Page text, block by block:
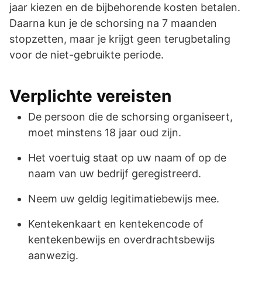
jaar kiezen en de bijbehorende kosten betalen.
Daarna kun je de schorsing na 7 maanden
stopzetten, maar je krijgt geen terugbetaling
voor de niet-gebruikte periode.
Verplichte vereisten
De persoon die de schorsing organiseert,
moet minstens 18 jaar oud zijn.
Het voertuig staat op uw naam of op de
naam van uw bedrijf geregistreerd.
Neem uw geldig legitimatiebewijs mee.
Kentekenkaart en kentekencode of
kentekenbewijs en overdrachtsbewijs
aanwezig.